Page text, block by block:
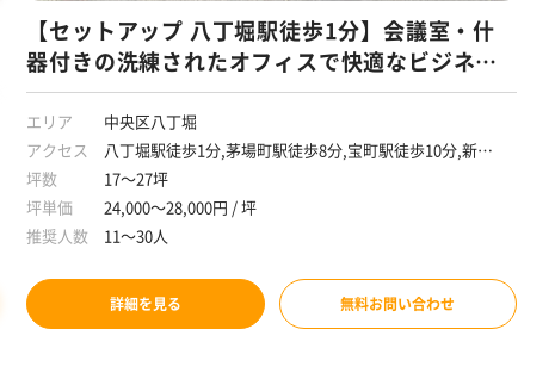
【セットアップ 八丁堀駅徒歩1分】会議室・什
器付きの洗練されたオフィスで快適なビジネス
を
エリア
中央区八丁堀
アクセス
八丁堀駅徒歩1分,茅場町駅徒歩8分,宝町駅徒歩10分,新富
町駅徒歩11分
坪数
17～27坪
坪単価
24,000～28,000円 / 坪
推奨人数
11～30人
詳細を見る 無料お問い合わせ